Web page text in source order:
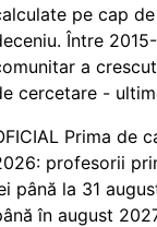
pe cap
Între
a
cercetare -
Prima de
profesorii
până la 31
în august